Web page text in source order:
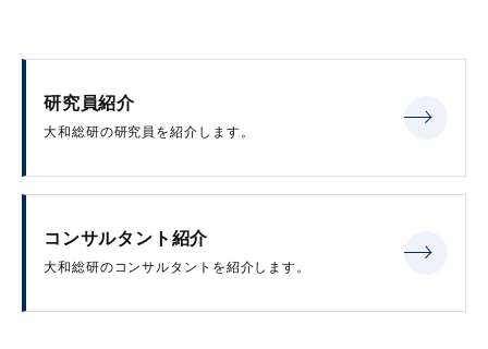
研究員紹介
大和総研の研究員を紹介します。
コンサルタント紹介
大和総研のコンサルタントを紹介します。